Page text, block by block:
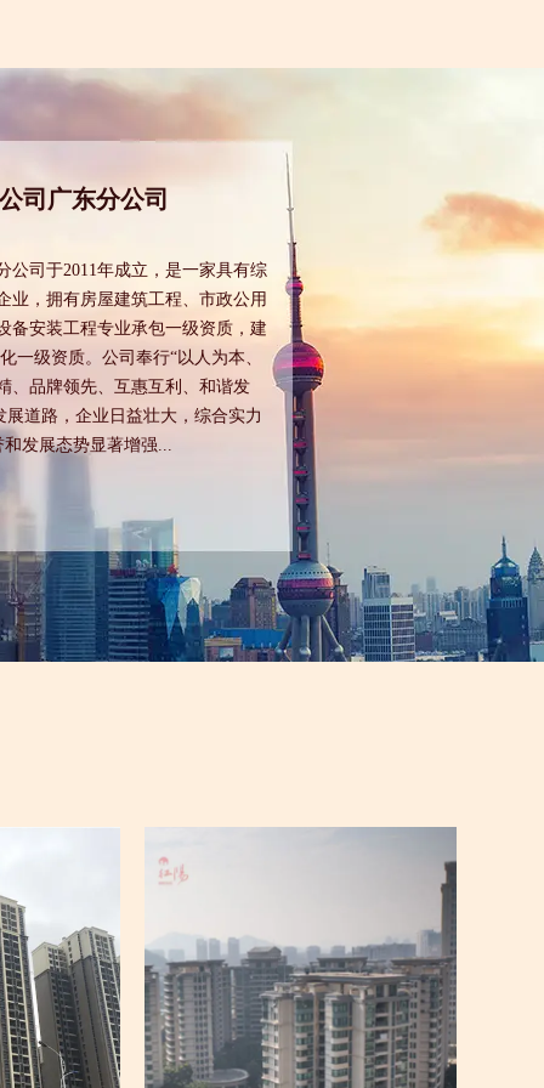
司于2011年成立，是一家具有综
业，拥有房屋建筑工程、市政公用
备安装工程专业承包一级资质，建
一级资质。公司奉行“以人为本、
、品牌领先、互惠互利、和谐发
道路，企业日益壮大，综合实力
发展态势显著增强...
司广东分公司